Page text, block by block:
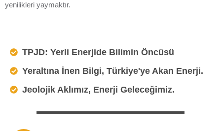
yenilikleri yaymaktır.
TPJD: Yerli Enerjide Bilimin Öncüsü
Yeraltına İnen Bilgi, Türkiye'ye Akan Enerji.
Jeolojik Aklımız, Enerji Geleceğimiz.